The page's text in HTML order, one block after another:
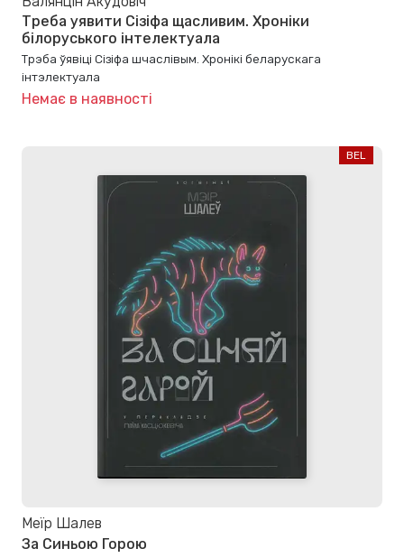
Треба уявити Сізіфа щасливим. Хроніки
білоруського інтелектуала
Трэба ўявіці Сізіфа шчаслівым. Хронікі беларускага
інтэлектуала
Немає в наявності
BEL
Меїр Шалев
За Синьою Горою